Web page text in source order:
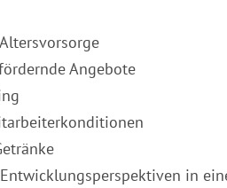
Angebote
in